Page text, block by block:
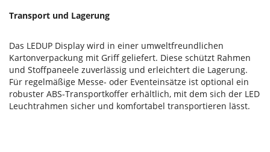
Transport und Lagerung
Das LEDUP Display wird in einer umweltfreundlichen
Kartonverpackung mit Griff geliefert. Diese schützt Rahmen
und Stoffpaneele zuverlässig und erleichtert die Lagerung.
Für regelmäßige Messe- oder Eventeinsätze ist optional ein
robuster ABS-Transportkoffer erhältlich, mit dem sich der LED
Leuchtrahmen sicher und komfortabel transportieren lässt.